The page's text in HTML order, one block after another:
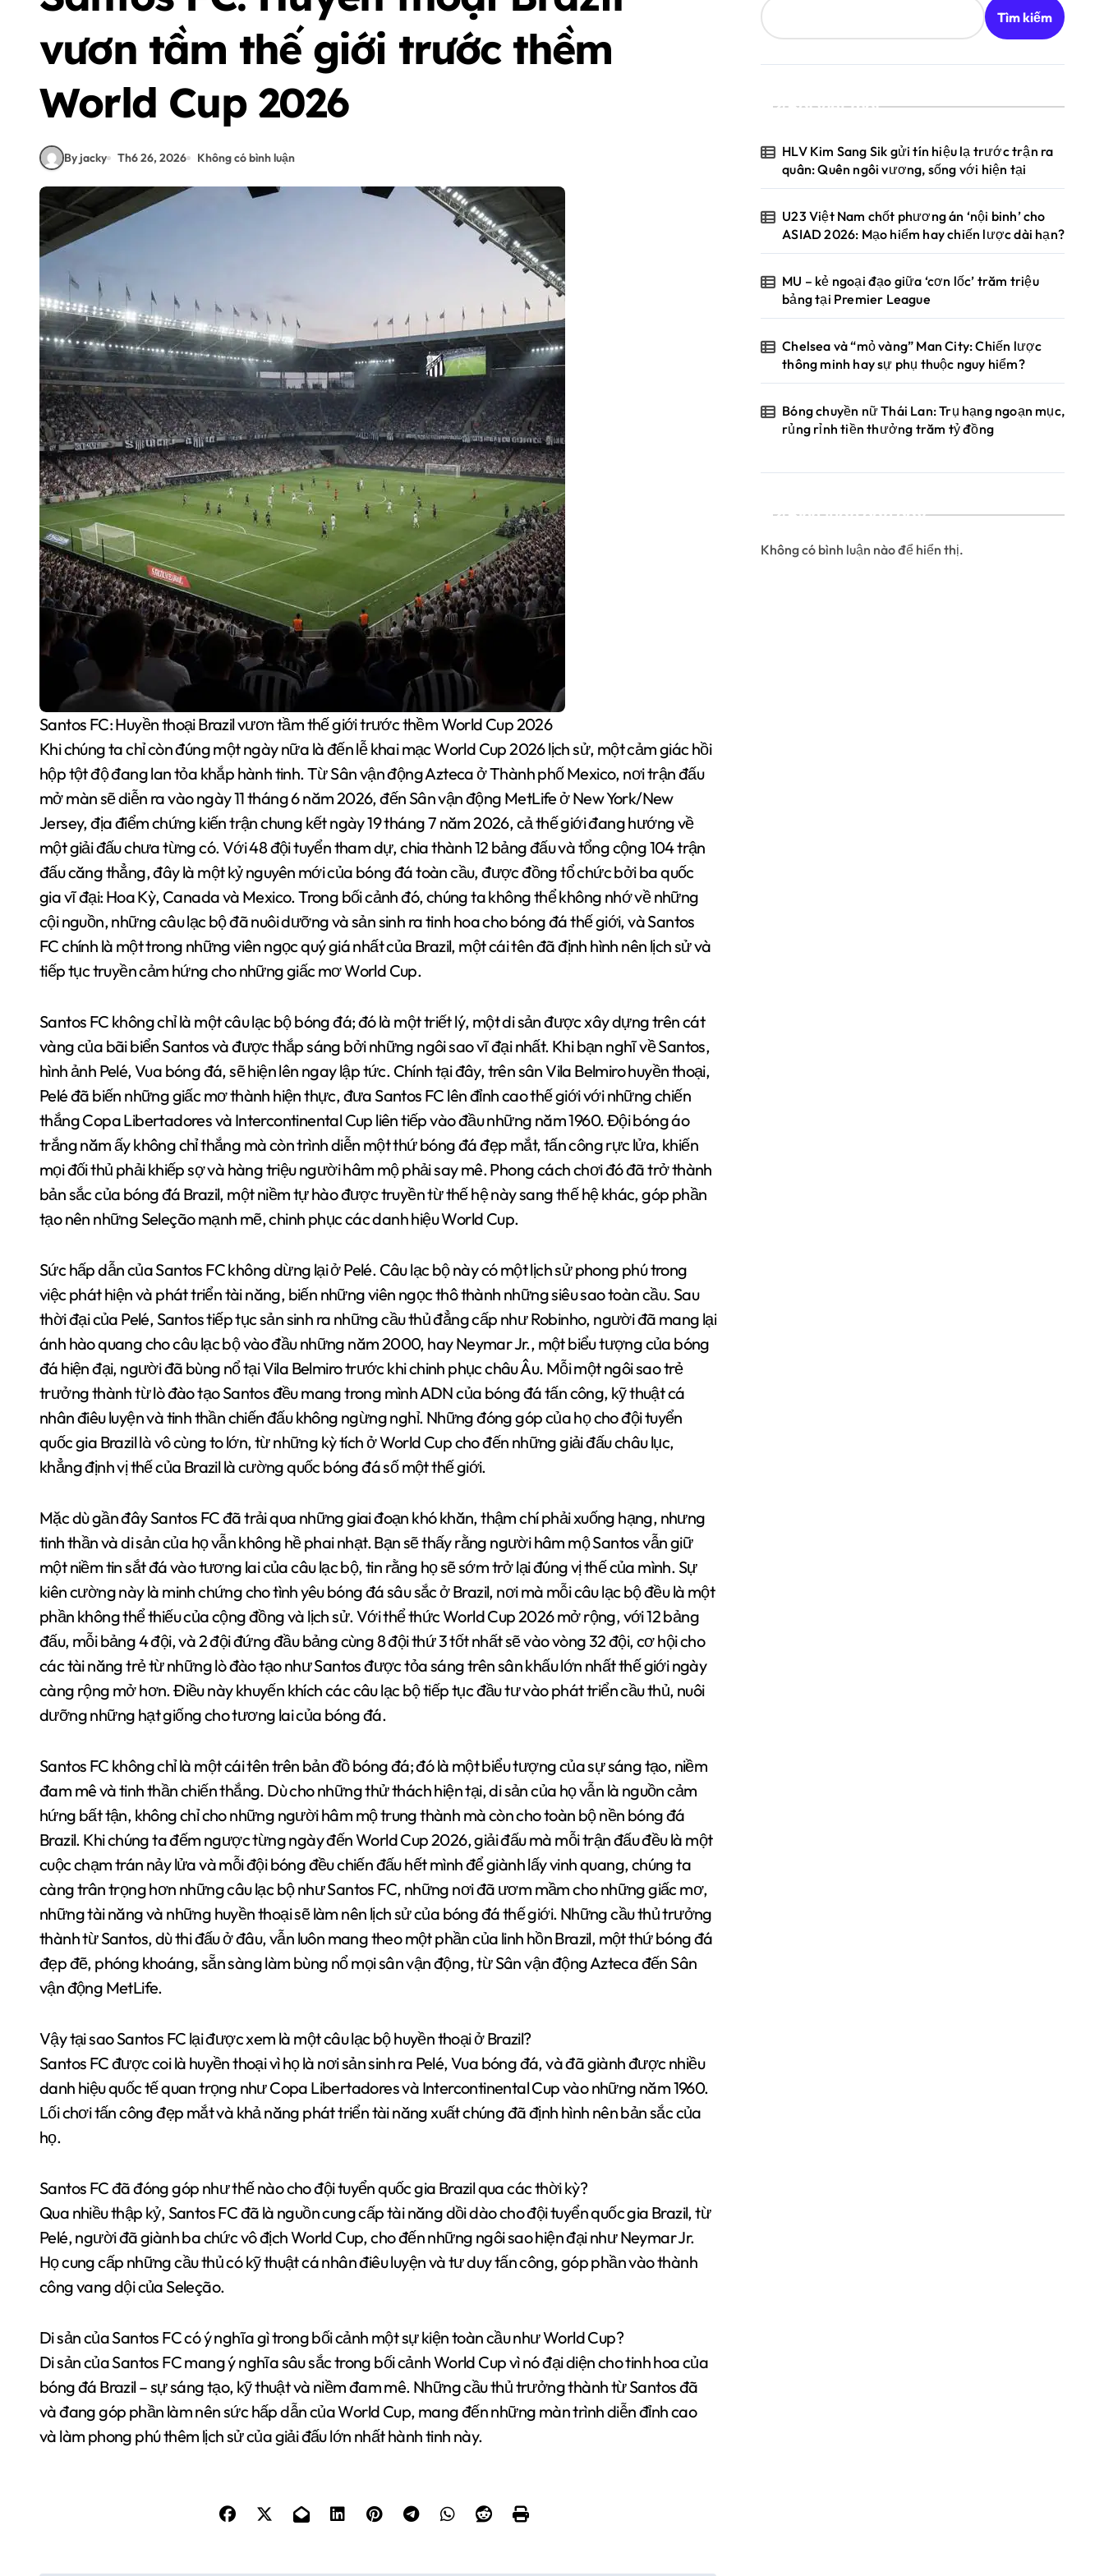
vươn tầm thế giới trước thềm
World Cup 2026
By jacky Th6 26, 2026 Không có bình luận
Santos FC: Huyền thoại Brazil vươn tầm thế giới trước thềm World Cup 2026
Khi chúng ta chỉ còn đúng một ngày nữa là đến lễ khai mạc World Cup 2026 lịch sử, một cảm giác hồi
hộp tột độ đang lan tỏa khắp hành tinh. Từ Sân vận động Azteca ở Thành phố Mexico, nơi trận đấu
mở màn sẽ diễn ra vào ngày 11 tháng 6 năm 2026, đến Sân vận động MetLife ở New York/New
Jersey, địa điểm chứng kiến trận chung kết ngày 19 tháng 7 năm 2026, cả thế giới đang hướng về
một giải đấu chưa từng có. Với 48 đội tuyển tham dự, chia thành 12 bảng đấu và tổng cộng 104 trận
đấu căng thẳng, đây là một kỷ nguyên mới của bóng đá toàn cầu, được đồng tổ chức bởi ba quốc
gia vĩ đại: Hoa Kỳ, Canada và Mexico. Trong bối cảnh đó, chúng ta không thể không nhớ về những
cội nguồn, những câu lạc bộ đã nuôi dưỡng và sản sinh ra tinh hoa cho bóng đá thế giới, và Santos
FC chính là một trong những viên ngọc quý giá nhất của Brazil, một cái tên đã định hình nên lịch sử và
tiếp tục truyền cảm hứng cho những giấc mơ World Cup.
Santos FC không chỉ là một câu lạc bộ bóng đá; đó là một triết lý, một di sản được xây dựng trên cát
vàng của bãi biển Santos và được thắp sáng bởi những ngôi sao vĩ đại nhất. Khi bạn nghĩ về Santos,
hình ảnh Pelé, Vua bóng đá, sẽ hiện lên ngay lập tức. Chính tại đây, trên sân Vila Belmiro huyền thoại,
Pelé đã biến những giấc mơ thành hiện thực, đưa Santos FC lên đỉnh cao thế giới với những chiến
thắng Copa Libertadores và Intercontinental Cup liên tiếp vào đầu những năm 1960. Đội bóng áo
trắng năm ấy không chỉ thắng mà còn trình diễn một thứ bóng đá đẹp mắt, tấn công rực lửa, khiến
mọi đối thủ phải khiếp sợ và hàng triệu người hâm mộ phải say mê. Phong cách chơi đó đã trở thành
bản sắc của bóng đá Brazil, một niềm tự hào được truyền từ thế hệ này sang thế hệ khác, góp phần
tạo nên những Seleção mạnh mẽ, chinh phục các danh hiệu World Cup.
Sức hấp dẫn của Santos FC không dừng lại ở Pelé. Câu lạc bộ này có một lịch sử phong phú trong
việc phát hiện và phát triển tài năng, biến những viên ngọc thô thành những siêu sao toàn cầu. Sau
thời đại của Pelé, Santos tiếp tục sản sinh ra những cầu thủ đẳng cấp như Robinho, người đã mang lại
ánh hào quang cho câu lạc bộ vào đầu những năm 2000, hay Neymar Jr., một biểu tượng của bóng
đá hiện đại, người đã bùng nổ tại Vila Belmiro trước khi chinh phục châu Âu. Mỗi một ngôi sao trẻ
trưởng thành từ lò đào tạo Santos đều mang trong mình ADN của bóng đá tấn công, kỹ thuật cá
nhân điêu luyện và tinh thần chiến đấu không ngừng nghỉ. Những đóng góp của họ cho đội tuyển
quốc gia Brazil là vô cùng to lớn, từ những kỳ tích ở World Cup cho đến những giải đấu châu lục,
khẳng định vị thế của Brazil là cường quốc bóng đá số một thế giới.
Mặc dù gần đây Santos FC đã trải qua những giai đoạn khó khăn, thậm chí phải xuống hạng, nhưng
tinh thần và di sản của họ vẫn không hề phai nhạt. Bạn sẽ thấy rằng người hâm mộ Santos vẫn giữ
một niềm tin sắt đá vào tương lai của câu lạc bộ, tin rằng họ sẽ sớm trở lại đúng vị thế của mình. Sự
kiên cường này là minh chứng cho tình yêu bóng đá sâu sắc ở Brazil, nơi mà mỗi câu lạc bộ đều là một
phần không thể thiếu của cộng đồng và lịch sử. Với thể thức World Cup 2026 mở rộng, với 12 bảng
đấu, mỗi bảng 4 đội, và 2 đội đứng đầu bảng cùng 8 đội thứ 3 tốt nhất sẽ vào vòng 32 đội, cơ hội cho
các tài năng trẻ từ những lò đào tạo như Santos được tỏa sáng trên sân khấu lớn nhất thế giới ngày
càng rộng mở hơn. Điều này khuyến khích các câu lạc bộ tiếp tục đầu tư vào phát triển cầu thủ, nuôi
dưỡng những hạt giống cho tương lai của bóng đá.
Santos FC không chỉ là một cái tên trên bản đồ bóng đá; đó là một biểu tượng của sự sáng tạo, niềm
đam mê và tinh thần chiến thắng. Dù cho những thử thách hiện tại, di sản của họ vẫn là nguồn cảm
hứng bất tận, không chỉ cho những người hâm mộ trung thành mà còn cho toàn bộ nền bóng đá
Brazil. Khi chúng ta đếm ngược từng ngày đến World Cup 2026, giải đấu mà mỗi trận đấu đều là một
cuộc chạm trán nảy lửa và mỗi đội bóng đều chiến đấu hết mình để giành lấy vinh quang, chúng ta
càng trân trọng hơn những câu lạc bộ như Santos FC, những nơi đã ươm mầm cho những giấc mơ,
những tài năng và những huyền thoại sẽ làm nên lịch sử của bóng đá thế giới. Những cầu thủ trưởng
thành từ Santos, dù thi đấu ở đâu, vẫn luôn mang theo một phần của linh hồn Brazil, một thứ bóng đá
đẹp đẽ, phóng khoáng, sẵn sàng làm bùng nổ mọi sân vận động, từ Sân vận động Azteca đến Sân
vận động MetLife.
Vậy tại sao Santos FC lại được xem là một câu lạc bộ huyền thoại ở Brazil?
Santos FC được coi là huyền thoại vì họ là nơi sản sinh ra Pelé, Vua bóng đá, và đã giành được nhiều
danh hiệu quốc tế quan trọng như Copa Libertadores và Intercontinental Cup vào những năm 1960.
Lối chơi tấn công đẹp mắt và khả năng phát triển tài năng xuất chúng đã định hình nên bản sắc của
họ.
Santos FC đã đóng góp như thế nào cho đội tuyển quốc gia Brazil qua các thời kỳ?
Qua nhiều thập kỷ, Santos FC đã là nguồn cung cấp tài năng dồi dào cho đội tuyển quốc gia Brazil, từ
Pelé, người đã giành ba chức vô địch World Cup, cho đến những ngôi sao hiện đại như Neymar Jr.
Họ cung cấp những cầu thủ có kỹ thuật cá nhân điêu luyện và tư duy tấn công, góp phần vào thành
công vang dội của Seleção.
Di sản của Santos FC có ý nghĩa gì trong bối cảnh một sự kiện toàn cầu như World Cup?
Di sản của Santos FC mang ý nghĩa sâu sắc trong bối cảnh World Cup vì nó đại diện cho tinh hoa của
bóng đá Brazil – sự sáng tạo, kỹ thuật và niềm đam mê. Những cầu thủ trưởng thành từ Santos đã
và đang góp phần làm nên sức hấp dẫn của World Cup, mang đến những màn trình diễn đỉnh cao
và làm phong phú thêm lịch sử của giải đấu lớn nhất hành tinh này.
Tìm kiếm
Bài viết mới
HLV Kim Sang Sik gửi tín hiệu lạ trước trận ra
quân: Quên ngôi vương, sống với hiện tại
U23 Việt Nam chốt phương án ‘nội binh’ cho
ASIAD 2026: Mạo hiểm hay chiến lược dài hạn?
MU – kẻ ngoại đạo giữa ‘cơn lốc’ trăm triệu
bảng tại Premier League
Chelsea và “mỏ vàng” Man City: Chiến lược
thông minh hay sự phụ thuộc nguy hiểm?
Bóng chuyền nữ Thái Lan: Trụ hạng ngoạn mục,
rủng rỉnh tiền thưởng trăm tỷ đồng
Bình luận gần đây
Không có bình luận nào để hiển thị.